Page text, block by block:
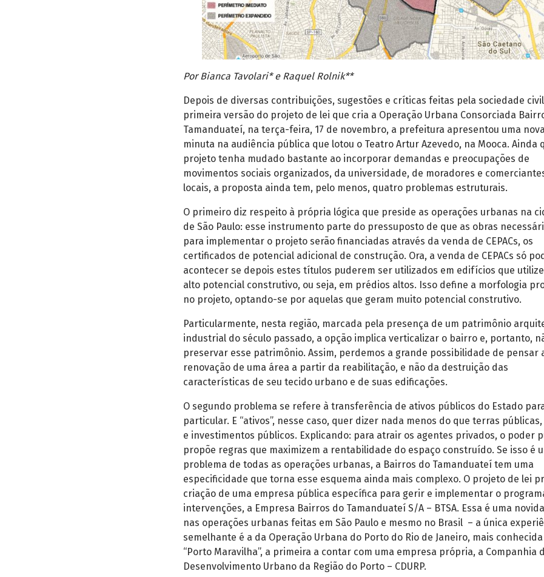
Por Bianca Tavolari* e Raquel Rolnik**
Depois de diversas contribuições, sugestões e críticas feitas pela sociedade
primeira versão do projeto de lei que cria a Operação Urbana Consorciada
Tamanduateí, na terça-feira, 17 de novembro, a prefeitura apresentou uma nova
minuta na audiência pública que lotou o Teatro Artur Azevedo, na Mooca. Ainda
projeto tenha mudado bastante ao incorporar demandas e preocupações de
movimentos sociais organizados, da universidade, de moradores e
locais, a proposta ainda tem, pelo menos, quatro problemas estruturais.
O primeiro diz respeito à própria lógica que preside as operações urbanas na
de São Paulo: esse instrumento parte do pressuposto de que as obras
para implementar o projeto serão financiadas através da venda de CEPACs, os
certificados de potencial adicional de construção. Ora, a venda de CEPACs só
acontecer se depois estes títulos puderem ser utilizados em edifícios que
alto potencial construtivo, ou seja, em prédios altos. Isso define a morfologia
no projeto, optando-se por aquelas que geram muito potencial construtivo.
Particularmente, nesta região, marcada pela presença de um patrimônio
industrial do século passado, a opção implica verticalizar o bairro e, portanto,
preservar esse patrimônio. Assim, perdemos a grande possibilidade de pensar
renovação de uma área a partir da reabilitação, e não da destruição das
características de seu tecido urbano e de suas edificações.
O segundo problema se refere à transferência de ativos públicos do Estado
particular. E “ativos”, nesse caso, quer dizer nada menos do que terras
e investimentos públicos. Explicando: para atrair os agentes privados, o poder
propõe regras que maximizem a rentabilidade do espaço construído. Se isso é
problema de todas as operações urbanas, a Bairros do Tamanduateí tem uma
especificidade que torna esse esquema ainda mais complexo. O projeto de lei
criação de uma empresa pública específica para gerir e implementar o
intervenções, a Empresa Bairros do Tamanduateí S/A – BTSA. Essa é uma
nas operações urbanas feitas em São Paulo e mesmo no Brasil – a única
semelhante é a da Operação Urbana do Porto do Rio de Janeiro, mais
“Porto Maravilha”, a primeira a contar com uma empresa própria, a Companhia
Desenvolvimento Urbano da Região do Porto – CDURP.